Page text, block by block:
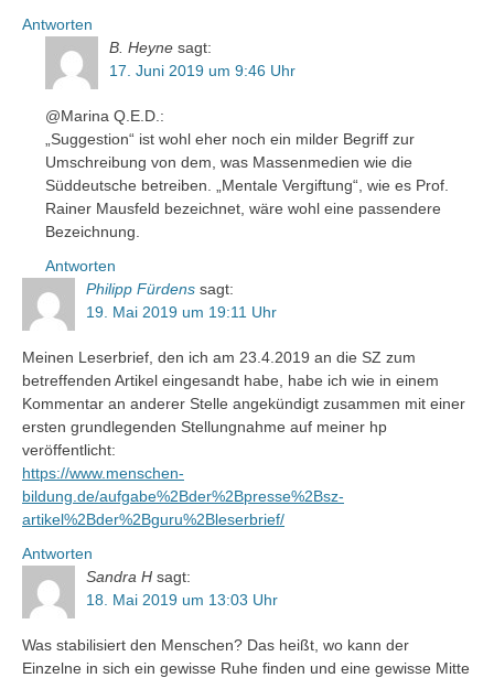
Antworten
B. Heyne sagt:
17. Juni 2019 um 9:46 Uhr
@Marina Q.E.D.:
„Suggestion“ ist wohl eher noch ein milder Begriff zur
Umschreibung von dem, was Massenmedien wie die
Süddeutsche betreiben. „Mentale Vergiftung“, wie es Prof.
Rainer Mausfeld bezeichnet, wäre wohl eine passendere
Bezeichnung.
Antworten
Philipp Fürdens sagt:
19. Mai 2019 um 19:11 Uhr
Meinen Leserbrief, den ich am 23.4.2019 an die SZ zum
betreffenden Artikel eingesandt habe, habe ich wie in einem
Kommentar an anderer Stelle angekündigt zusammen mit einer
ersten grundlegenden Stellungnahme auf meiner hp
veröffentlicht:
https://www.menschen-
bildung.de/aufgabe%2Bder%2Bpresse%2Bsz-
artikel%2Bder%2Bguru%2Bleserbrief/
Antworten
Sandra H sagt:
18. Mai 2019 um 13:03 Uhr
Was stabilisiert den Menschen? Das heißt, wo kann der
Einzelne in sich ein gewisse Ruhe finden und eine gewisse Mitte